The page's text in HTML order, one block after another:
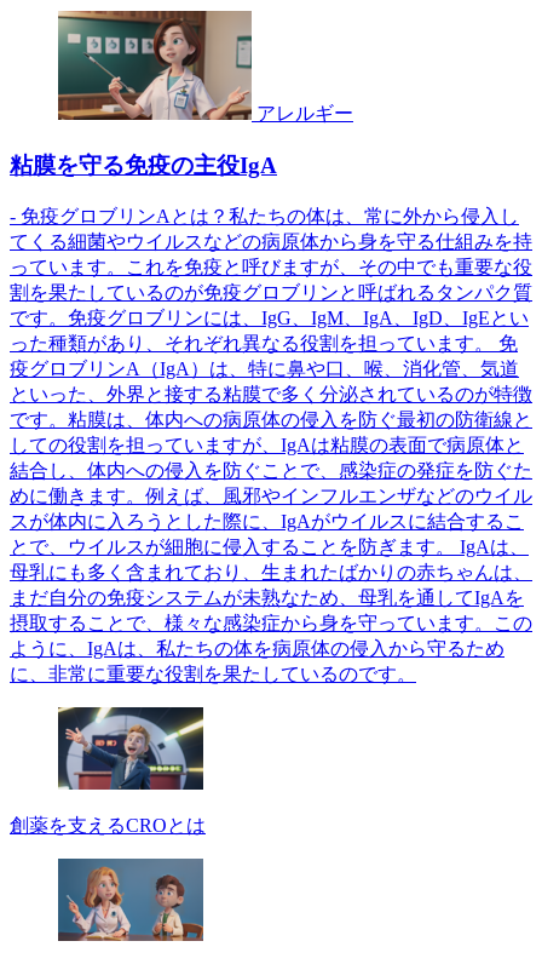
アレルギー
粘膜を守る免疫の主役IgA
- 免疫グロブリンAとは？私たちの体は、常に外から侵入し
てくる細菌やウイルスなどの病原体から身を守る仕組みを持
っています。これを免疫と呼びますが、その中でも重要な役
割を果たしているのが免疫グロブリンと呼ばれるタンパク質
です。免疫グロブリンには、IgG、IgM、IgA、IgD、IgEとい
った種類があり、それぞれ異なる役割を担っています。 免
疫グロブリンA（IgA）は、特に鼻や口、喉、消化管、気道
といった、外界と接する粘膜で多く分泌されているのが特徴
です。粘膜は、体内への病原体の侵入を防ぐ最初の防衛線と
しての役割を担っていますが、IgAは粘膜の表面で病原体と
結合し、体内への侵入を防ぐことで、感染症の発症を防ぐた
めに働きます。例えば、風邪やインフルエンザなどのウイル
スが体内に入ろうとした際に、IgAがウイルスに結合するこ
とで、ウイルスが細胞に侵入することを防ぎます。 IgAは、
母乳にも多く含まれており、生まれたばかりの赤ちゃんは、
まだ自分の免疫システムが未熟なため、母乳を通してIgAを
摂取することで、様々な感染症から身を守っています。この
ように、IgAは、私たちの体を病原体の侵入から守るため
に、非常に重要な役割を果たしているのです。
創薬を支えるCROとは